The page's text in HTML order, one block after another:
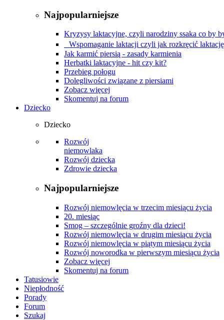
Najpopularniejsze
Kryzysy laktacyjne, czyli narodziny ssaka co by
Wspomaganie laktacji czyli jak rozkręcić
Jak karmić piersią - zasady karmienia
Herbatki laktacyjne - hit czy kit?
Przebieg połogu
Dolegliwości związane z piersiami
Zobacz więcej
Skomentuj na forum
Dziecko
Dziecko
Rozwój
niemowlaka
Rozwój dziecka
Zdrowie dziecka
Najpopularniejsze
Rozwój niemowlęcia w trzecim miesiącu życia
20. miesiąc
Smog – szczególnie groźny dla dzieci!
Rozwój niemowlęcia w drugim miesiącu życia
Rozwój niemowlęcia w piątym miesiącu życia
Rozwój noworodka w pierwszym miesiącu życia
Zobacz więcej
Skomentuj na forum
Tatusiowie
Niepłodność
Porady
Forum
Szukaj